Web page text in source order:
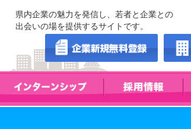
県内企業の魅力を発信し、若者と企業との
出会いの場を提供するサイトです。